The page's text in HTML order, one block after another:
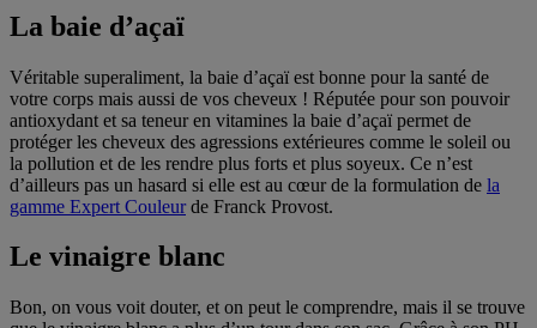
La baie d’açaï
Véritable superaliment, la baie d’açaï est bonne pour la santé de
votre corps mais aussi de vos cheveux ! Réputée pour son pouvoir
antioxydant et sa teneur en vitamines la baie d’açaï permet de
protéger les cheveux des agressions extérieures comme le soleil ou
la pollution et de les rendre plus forts et plus soyeux. Ce n’est
d’ailleurs pas un hasard si elle est au cœur de la formulation de la
gamme Expert Couleurde Franck Provost.
Le vinaigre blanc
Bon, on vous voit douter, et on peut le comprendre, mais il se trouve